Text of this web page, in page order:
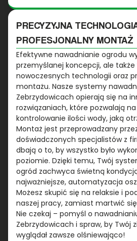
PRECYZYJNA
PROFESJONALNY MONTAŻ
Efektywne nawadnianie ogrodu
przemyślanej koncepcji, ale
nowoczesnych technologii oraz
montażu. Nasze systemy
Zebrzydowicach opierają się na
rozwiązaniach, które pozwalają na
kontrolowanie ilości wody, jaką
Montaż jest przeprowadzany
doświadczonych specjalistów z
dbają o to, by wszystko było
poziomie. Dzięki temu, Twój
ogród zachwyca świetną
najważniejsze, automatyzacja
Możesz skupić się na relaksie i
naszej pracy, zamiast martwić
Nie czekaj – pomyśl o
Zebrzydowicach i spraw, by Twój
wyglądał zawsze olśniewająco!